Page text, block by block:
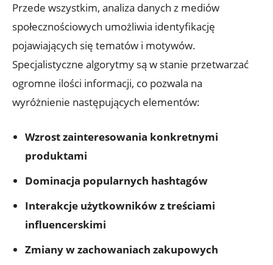
Przede wszystkim, analiza danych z mediów
społecznościowych umożliwia identyfikację
pojawiających się tematów i motywów.
Specjalistyczne algorytmy są w stanie przetwarzać
ogromne ilości informacji, co pozwala na
wyróżnienie następujących elementów:
Wzrost zainteresowania konkretnymi
produktami
Dominacja popularnych hashtagów
Interakcje użytkowników z treściami
influencerskimi
Zmiany w zachowaniach zakupowych